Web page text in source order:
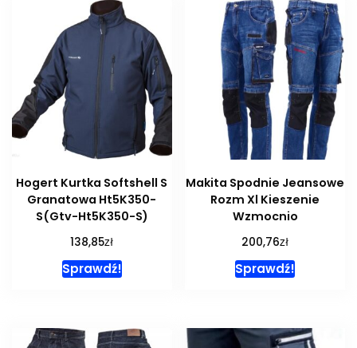
Hogert Kurtka Softshell S
Granatowa Ht5K350-
S(Gtv-Ht5K350-S)
138,85zł
Sprawdź!
Makita Spodnie Jeansowe
Rozm Xl Kieszenie
Wzmocnio
200,76zł
Sprawdź!